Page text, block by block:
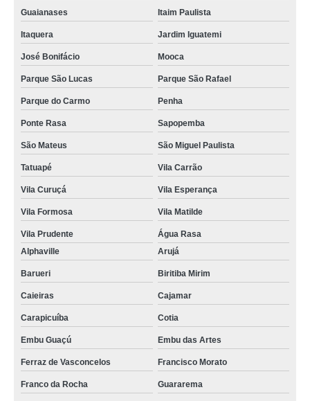
Guaianases Itaim Paulista
Itaquera Jardim Iguatemi
José Bonifácio Mooca
Parque São Lucas Parque São Rafael
Parque do Carmo Penha
Ponte Rasa Sapopemba
São Mateus São Miguel Paulista
Tatuapé Vila Carrão
Vila Curuçá Vila Esperança
Vila Formosa Vila Matilde
Vila Prudente
Água Rasa
Alphaville
Arujá
Barueri Biritiba Mirim
Caieiras Cajamar
Carapicuíba Cotia
Embu Guaçú Embu das Artes
Ferraz de Vasconcelos Francisco Morato
Franco da Rocha Guararema